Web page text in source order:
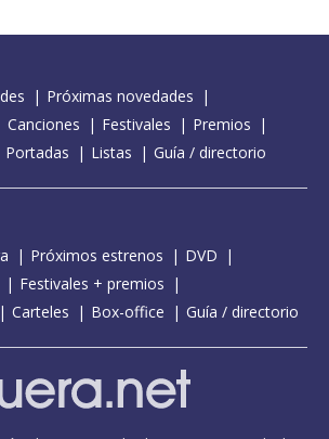
Próximas novedades
Canciones Festivales
Premios
Portadas Listas Guía / directorio
Próximos estrenos
DVD
Festivales + premios
Carteles Box-office Guía / directorio